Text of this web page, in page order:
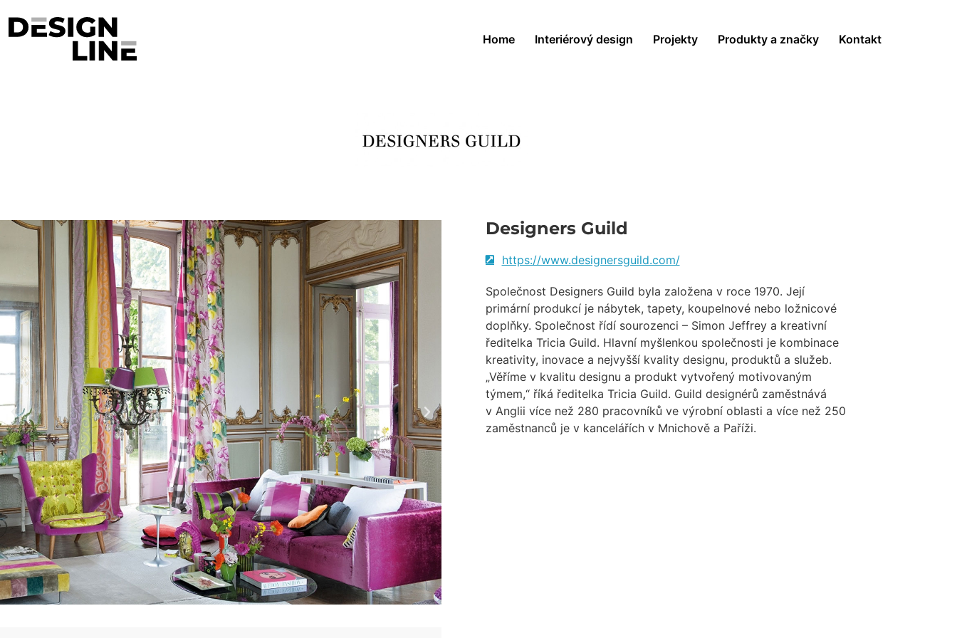
Home Interiérový design Projekty Produkty a značky Kontakt
Designers Guild
https://www.designersguild.com/
Společnost Designers Guild byla založena v roce 1970. Její
primární produkcí je nábytek, tapety, koupelnové nebo ložnicové
doplňky. Společnost řídí sourozenci – Simon Jeffrey a kreativní
ředitelka Tricia Guild. Hlavní myšlenkou společnosti je kombinace
kreativity, inovace a nejvyšší kvality designu, produktů a služeb.
„Věříme v kvalitu designu a produkt vytvořený motivovaným
týmem,“ říká ředitelka Tricia Guild. Guild designérů zaměstnává
v Anglii více než 280 pracovníků ve výrobní oblasti a více než 250
zaměstnanců je v kancelářích v Mnichově a Paříži.